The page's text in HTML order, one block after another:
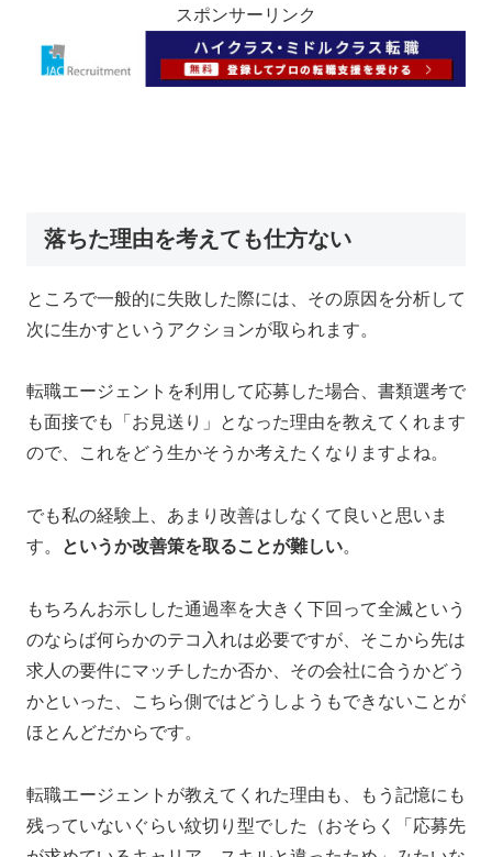
スポンサーリンク
落ちた理由を考えても仕方ない
ところで一般的に失敗した際には、その原因を分析して
次に生かすというアクションが取られます。
転職エージェントを利用して応募した場合、書類選考で
も面接でも「お見送り」となった理由を教えてくれます
ので、これをどう生かそうか考えたくなりますよね。
でも私の経験上、あまり改善はしなくて良いと思いま
す。
というか改善策を取ることが難しい。
もちろんお示しした通過率を大きく下回って全滅という
のならば何らかのテコ入れは必要ですが、そこから先は
求人の要件にマッチしたか否か、その会社に合うかどう
かといった、こちら側ではどうしようもできないことが
ほとんどだからです。
転職エージェントが教えてくれた理由も、もう記憶にも
残っていないぐらい紋切り型でした（おそらく「応募先